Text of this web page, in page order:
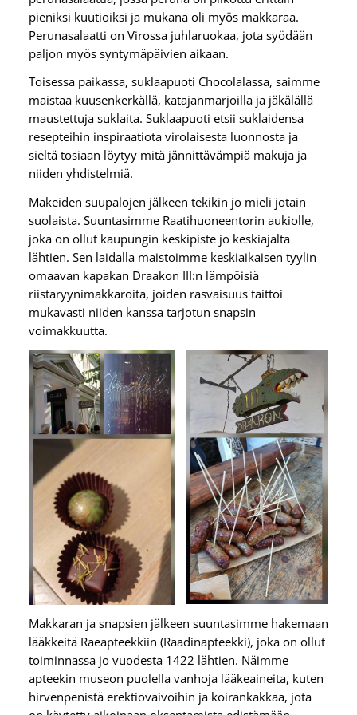
pieniksi kuutioiksi ja mukana oli myös makkaraa.
Perunasalaatti on Virossa juhlaruokaa, jota syödään
paljon myös syntymäpäivien aikaan.
Toisessa paikassa, suklaapuoti Chocolalassa, saimme
maistaa kuusenkerkällä, katajanmarjoilla ja jäkälällä
maustettuja suklaita. Suklaapuoti etsii suklaidensa
resepteihin inspiraatiota virolaisesta luonnosta ja
sieltä tosiaan löytyy mitä jännittävämpiä makuja ja
niiden yhdistelmiä.
Makeiden suupalojen jälkeen tekikin jo mieli jotain
suolaista. Suuntasimme Raatihuoneentorin aukiolle,
joka on ollut kaupungin keskipiste jo keskiajalta
lähtien. Sen laidalla maistoimme keskiaikaisen tyylin
omaavan kapakan Draakon III:n lämpöisiä
riistaryynimakkaroita, joiden rasvaisuus taittoi
mukavasti niiden kanssa tarjotun snapsin
voimakkuutta.
Makkaran ja snapsien jälkeen suuntasimme hakemaan
lääkkeitä Raeapteekkiin (Raadinapteekki), joka on ollut
toiminnassa jo vuodesta 1422 lähtien. Näimme
apteekin museon puolella vanhoja lääkeaineita, kuten
hirvenpenistä erektiovaivoihin ja koirankakkaa, jota